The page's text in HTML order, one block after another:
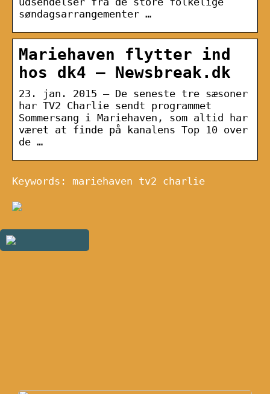
søndagsarrangementer …
Mariehaven flytter ind
hos dk4 – Newsbreak.dk
23. jan. 2015 — De seneste tre sæsoner
har TV2 Charlie sendt programmet
Sommersang i Mariehaven, som altid har
været at finde på kanalens Top 10 over
de …
Keywords: mariehaven tv2 charlie